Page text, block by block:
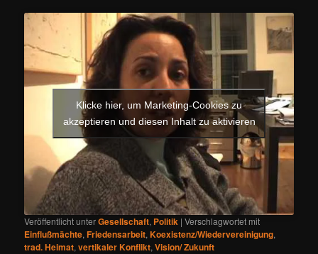
Klicke hier, um Marketing-Cookies zu
akzeptieren und diesen Inhalt zu aktivieren
Veröffentlicht unterGesellschaft, Politik |Verschlagwortet mit
Einflußmächte,Friedensarbeit,Koexistenz/Wiedervereinigung,
trad. Heimat,vertikaler Konflikt,Vision/ Zukunft